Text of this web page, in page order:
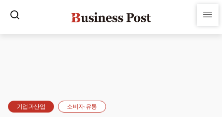
기업과산업 소비자·유통